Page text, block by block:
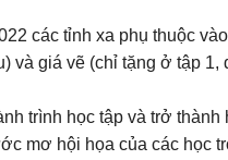
các tỉnh xa phụ thuộc
và giá vẽ (chỉ tặng ở tập
trình học tập và trở
mơ hội họa của các học